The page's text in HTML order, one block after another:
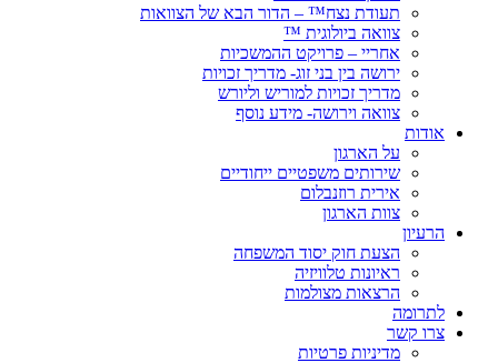
תעודת נצח™ – הדור הבא של הצוואות
צוואה ביולוגית ™
אחריי – פרויקט ההמשכיות
ירושה בין בני זוג- מדריך זכויות
מדריך זכויות למוריש וליורש
צוואה וירושה- מידע נוסף
אודות
על הארגון
שירותים משפטיים ייחודיים
אירית רוזנבלום
צוות הארגון
הרעיון
הצעת חוק יסוד המשפחה
ראיונות טלוויזיה
הרצאות מצולמות
לתרומה
צרו קשר
מדיניות פרטיות